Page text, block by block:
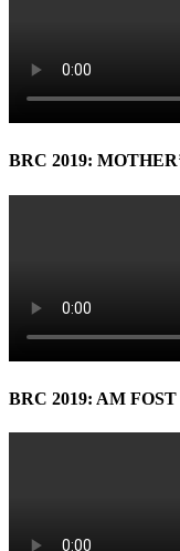
BRC 2019:
BRC 2019: AM